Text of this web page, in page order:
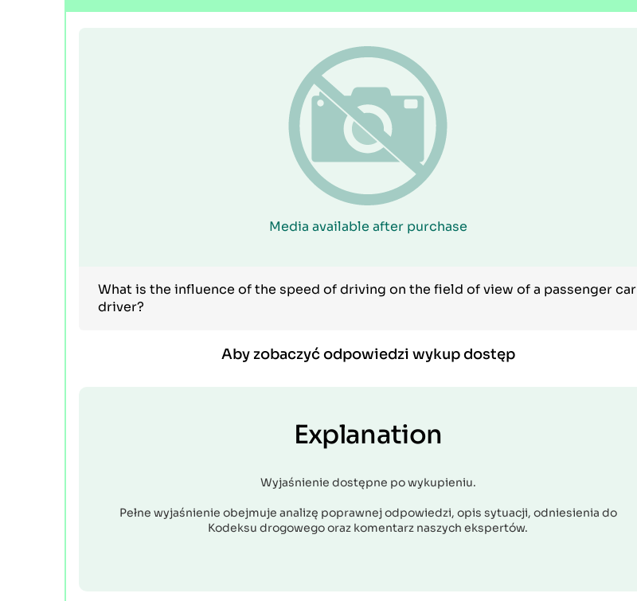
Media available after purchase
What is the influence of the speed of driving on the field of view of a passenger car
driver?
Aby zobaczyć odpowiedzi wykup dostęp
Explanation
Wyjaśnienie dostępne po wykupieniu.
Pełne wyjaśnienie obejmuje analizę poprawnej odpowiedzi, opis sytuacji, odniesienia do
Kodeksu drogowego oraz komentarz naszych ekspertów.